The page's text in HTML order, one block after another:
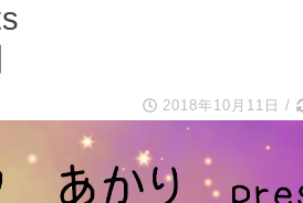
2018年10月11日 /